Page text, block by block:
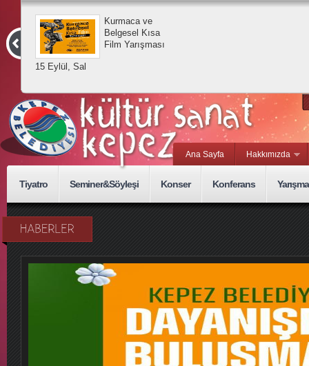
15 Eylül, Sal
Kurmaca ve
Belgesel Kısa
Film Yarışması
Ana Sayfa Hakkımızda
Tiyatro Seminer&Söyleşi Konser Konferans Yarışma